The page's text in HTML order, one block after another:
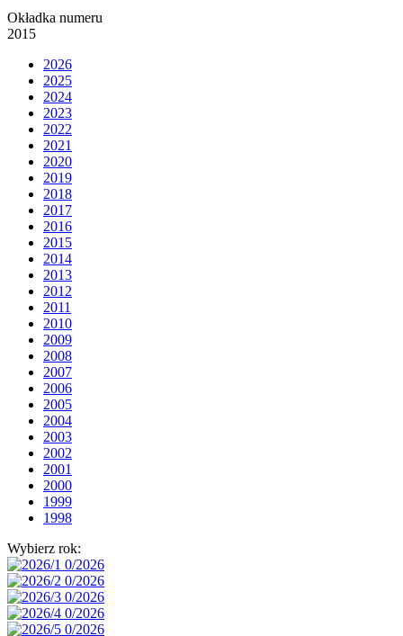
Okładka numeru
2015
2026
2025
2024
2023
2022
2021
2020
2019
2018
2017
2016
2015
2014
2013
2012
2011
2010
2009
2008
2007
2006
2005
2004
2003
2002
2001
2000
1999
1998
Wybierz rok: